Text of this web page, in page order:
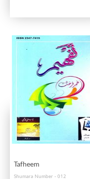
Tafheem
Shumara Number - 012